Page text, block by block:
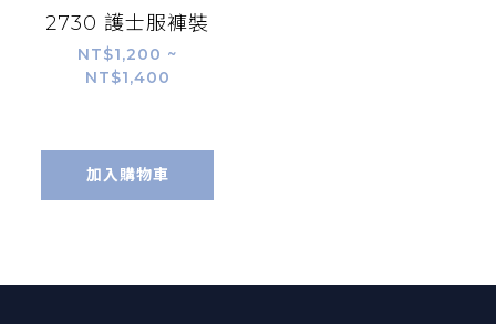
2730 護士服褲裝
NT$1,200 ~
NT$1,400
加入購物車